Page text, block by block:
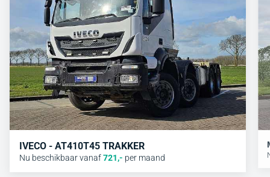
IVECO - AT410T45 TRAKKER
Nu beschikbaar vanaf721,- per maand